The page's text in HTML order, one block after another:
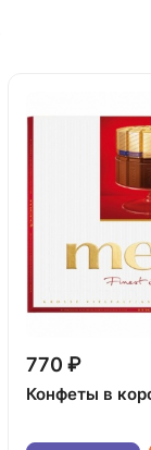
770 ₽
Конфеты в